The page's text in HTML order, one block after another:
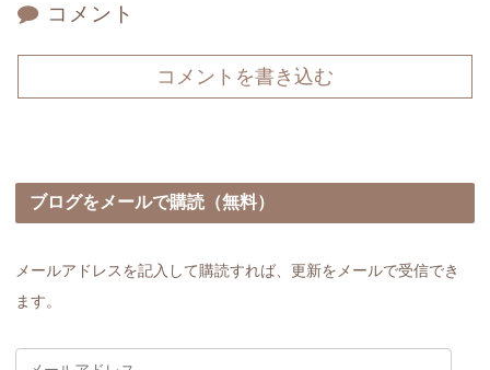
コメント
コメントを書き込む
ブログをメールで購読（無料）
メールアドレスを記入して購読すれば、更新をメールで受信でき
ます。